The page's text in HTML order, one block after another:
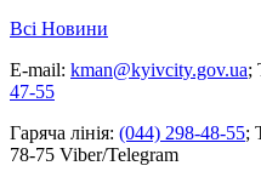
Всі Новини
E-mail: kman@kyivcity.gov.ua;
47-55
Гаряча лінія: (044) 298-48-55;
78-75 Viber/Telegram